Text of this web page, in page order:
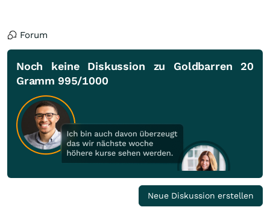
Forum
Noch keine Diskussion zu Goldbarren 20
Gramm 995/1000
Neue Diskussion erstellen